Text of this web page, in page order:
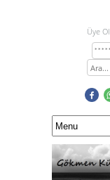
Üye Ol